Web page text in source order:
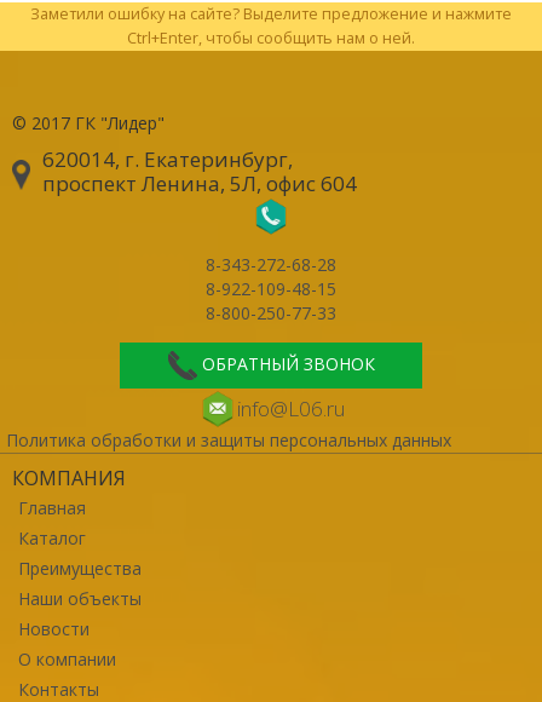
Заметили ошибку на сайте? Выделите предложение и нажмите
Ctrl+Enter, чтобы сообщить нам о ней.
© 2017 ГК "Лидер"
620014, г. Екатеринбург,
проспект Ленина, 5Л, офис 604
8-343-272-68-28
8-922-109-48-15
8-800-250-77-33
ОБРАТНЫЙ ЗВОНОК
info@L06.ru
Политика обработки и защиты персональных данных
КОМПАНИЯ
Главная
Каталог
Преимущества
Наши объекты
Новости
О компании
Контакты